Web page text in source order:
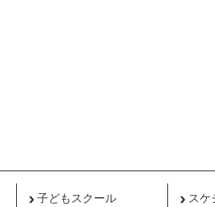
子どもスクール スケ